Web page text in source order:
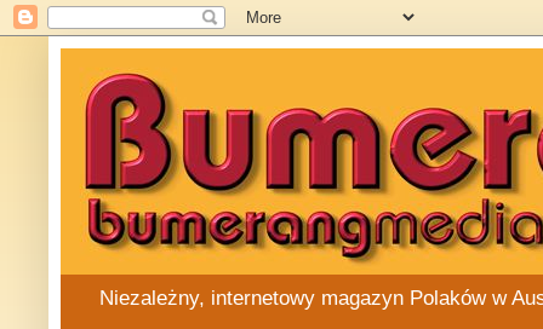
Niezależny, internetowy magazyn Polaków w